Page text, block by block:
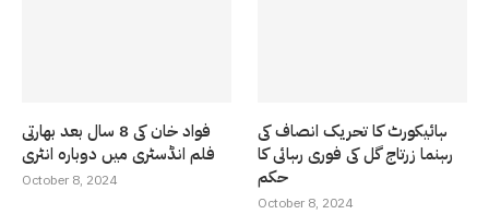
فواد خان کی 8 سال بعد بھارتی
فلم انڈسٹری میں دوبارہ انٹری
October 8, 2024
ہائیکورٹ کا تحریک انصاف کی
رہنما زرتاج گل کی فوری رہائی کا
حکم
October 8, 2024